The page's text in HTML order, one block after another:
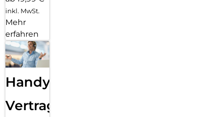
inkl. MwSt.
Mehr
erfahren
Handy
Vertragsabwicklung